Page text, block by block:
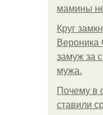
мамины
Круг
Вероника
замуж за
мужа.
Почему в
ставили